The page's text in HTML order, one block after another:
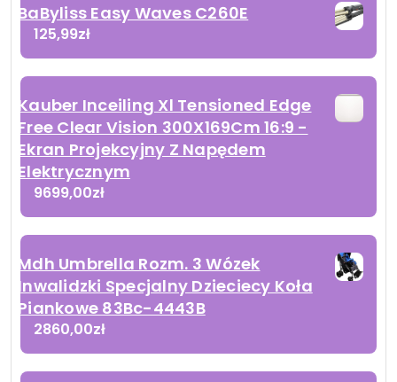
BaByliss Easy Waves C260E
125,99zł
Kauber Inceiling Xl Tensioned Edge
Free Clear Vision 300X169Cm 16:9 -
Ekran Projekcyjny Z Napędem
Elektrycznym
9699,00zł
Mdh Umbrella Rozm. 3 Wózek
Inwalidzki Specjalny Dzieciecy Koła
Piankowe 83Bc-4443B
2860,00zł